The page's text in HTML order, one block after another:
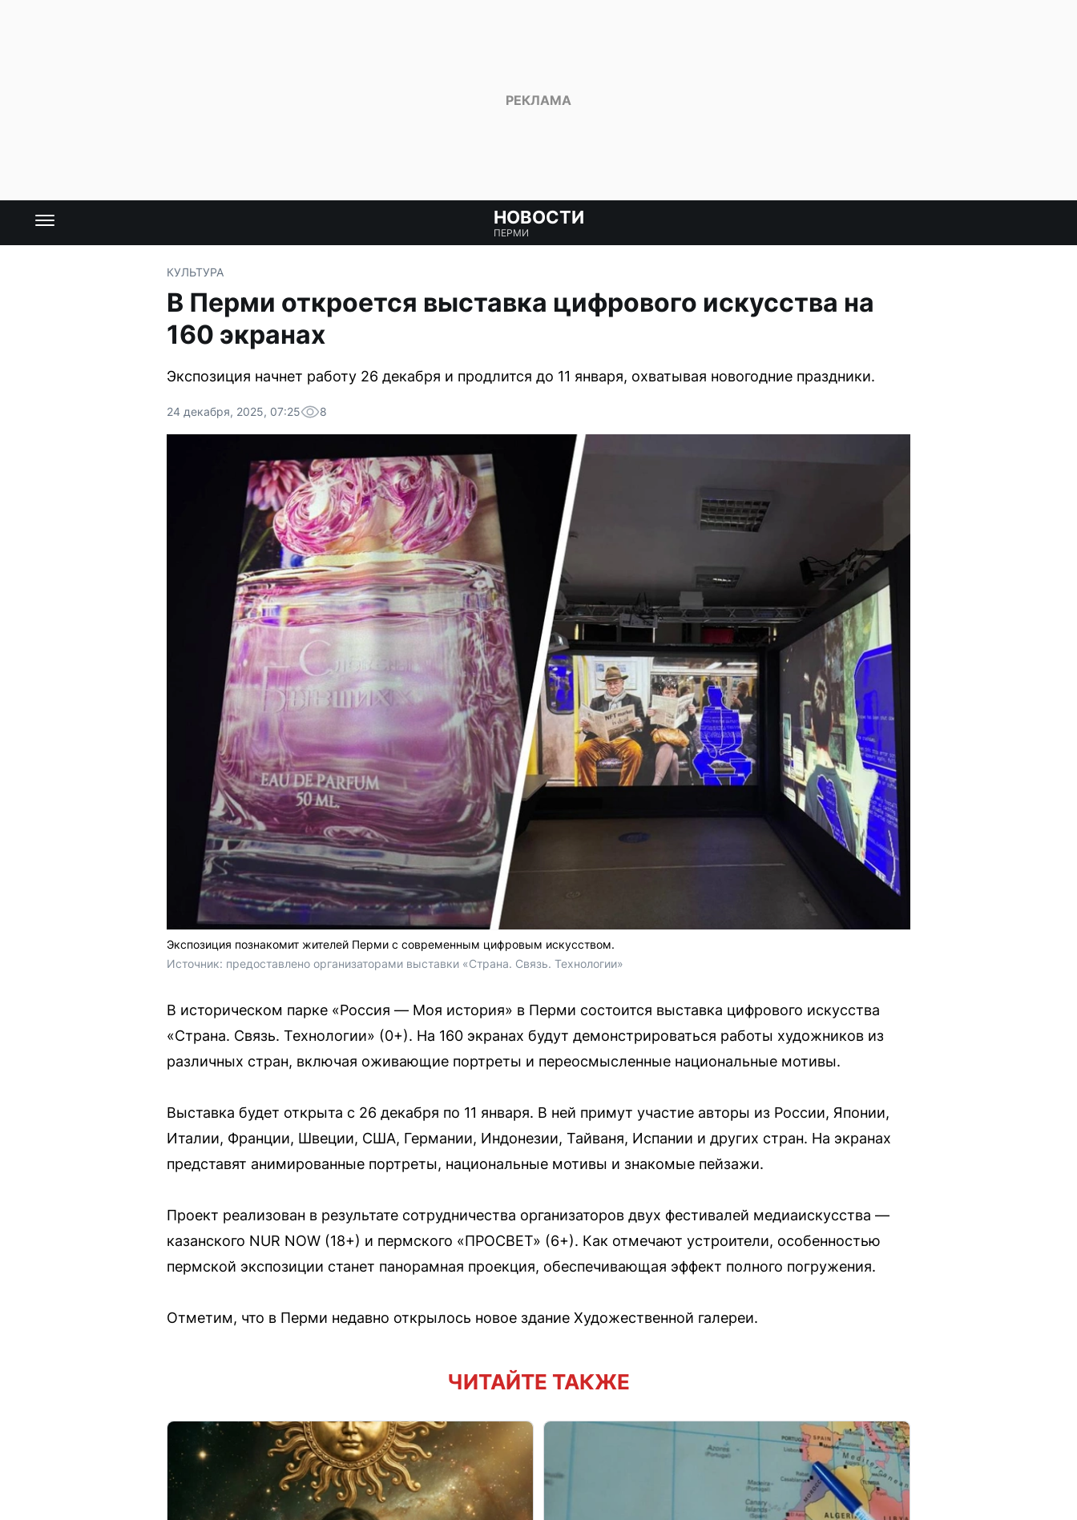
НОВОСТИ
ПЕРМИ
КУЛЬТУРА
В Перми откроется выставка цифрового искусства на
160 экранах
Экспозиция начнет работу 26 декабря и продлится до 11 января, охватывая новогодние праздники.
24 декабря, 2025, 07:25 8
Экспозиция познакомит жителей Перми с современным цифровым искусством.
Источник: предоставлено организаторами выставки «Страна. Связь. Технологии»
В историческом парке «Россия — Моя история» в Перми состоится выставка цифрового искусства
«Страна. Связь. Технологии» (0+). На 160 экранах будут демонстрироваться работы художников из
различных стран, включая оживающие портреты и переосмысленные национальные мотивы.
Выставка будет открыта с 26 декабря по 11 января. В ней примут участие авторы из России, Японии,
Италии, Франции, Швеции, США, Германии, Индонезии, Тайваня, Испании и других стран. На экранах
представят анимированные портреты, национальные мотивы и знакомые пейзажи.
Проект реализован в результате сотрудничества организаторов двух фестивалей медиаискусства —
казанского NUR NOW (18+) и пермского «ПРОСВЕТ» (6+). Как отмечают устроители, особенностью
пермской экспозиции станет панорамная проекция, обеспечивающая эффект полного погружения.
Отметим, что в Перми недавно открылось новое здание Художественной галереи.
ЧИТАЙТЕ ТАКЖЕ